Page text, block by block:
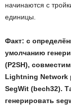
начинаются с
единицы.
Факт: с
умолчанию
(P2SH),
Lightning Network
SegWit (bech32).
генерировать